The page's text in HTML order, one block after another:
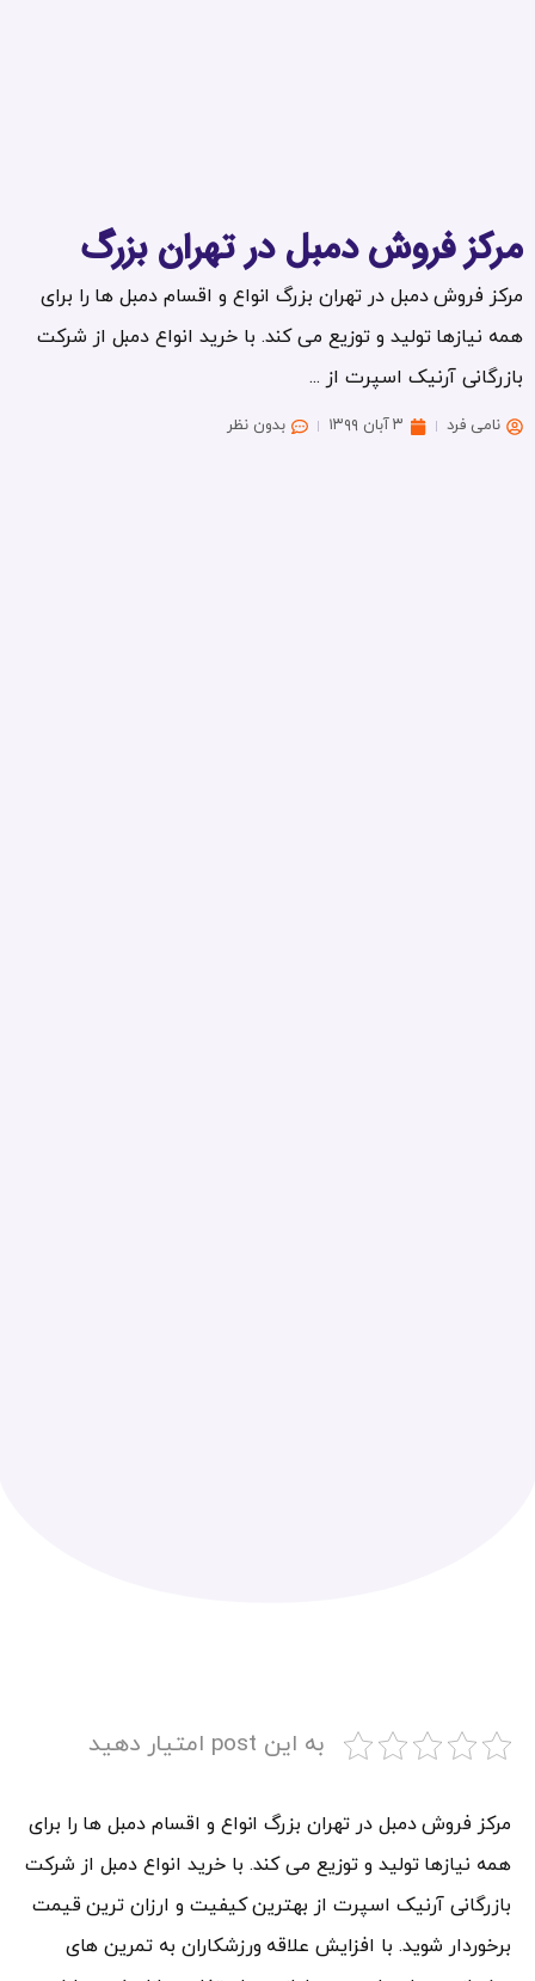
مرکز فروش دمبل در تهران بزرگ
مرکز فروش دمبل در تهران بزرگ انواع و اقسام دمبل ها را برای
همه نیازها تولید و توزیع می کند. با خرید انواع دمبل از شرکت
بازرگانی آرنیک اسپرت از ...
نامی فرد ۳ آبان ۱۳۹۹ بدون نظر
به این post امتیار دهید
مرکز فروش دمبل در تهران بزرگ انواع و اقسام دمبل ها را برای
همه نیازها تولید و توزیع می کند. با خرید انواع دمبل از شرکت
بازرگانی آرنیک اسپرت از بهترین کیفیت و ارزان ترین قیمت
برخوردار شوید. با افزایش علاقه ورزشکاران به تمرین های